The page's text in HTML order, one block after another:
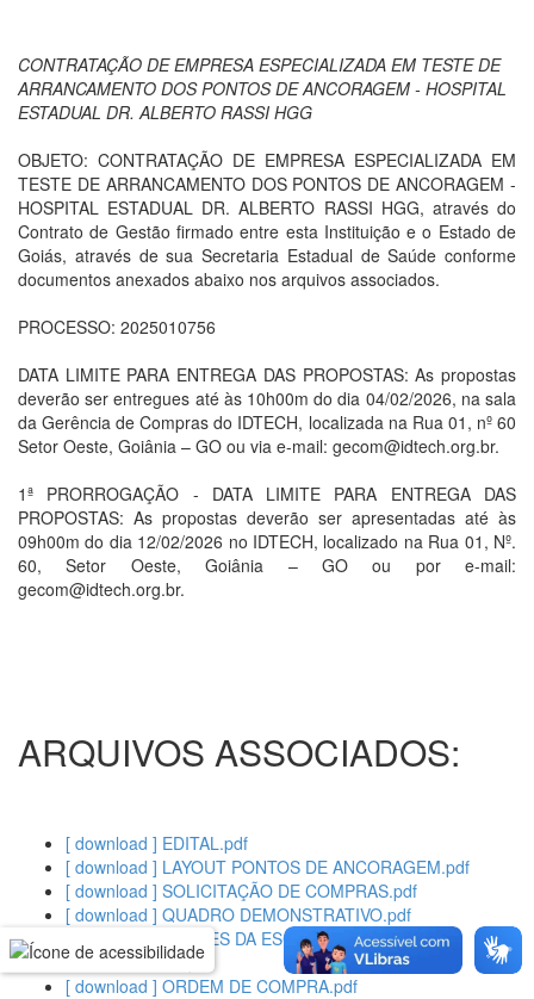
CONTRATAÇÃO DE EMPRESA ESPECIALIZADA EM TESTE DE
ARRANCAMENTO DOS PONTOS DE ANCORAGEM - HOSPITAL
ESTADUAL DR. ALBERTO RASSI HGG
OBJETO: CONTRATAÇÃO DE EMPRESA ESPECIALIZADA EM
TESTE DE ARRANCAMENTO DOS PONTOS DE ANCORAGEM -
HOSPITAL ESTADUAL DR. ALBERTO RASSI HGG, através do
Contrato de Gestão firmado entre esta Instituição e o Estado de
Goiás, através de sua Secretaria Estadual de Saúde conforme
documentos anexados abaixo nos arquivos associados.
PROCESSO: 2025010756
DATA LIMITE PARA ENTREGA DAS PROPOSTAS: As propostas
deverão ser entregues até às 10h00m do dia 04/02/2026, na sala
da Gerência de Compras do IDTECH, localizada na Rua 01, nº 60
Setor Oeste, Goiânia – GO ou via e-mail: gecom@idtech.org.br.
1ª PRORROGAÇÃO - DATA LIMITE PARA ENTREGA DAS
PROPOSTAS: As propostas deverão ser apresentadas até às
09h00m do dia 12/02/2026 no IDTECH, localizado na Rua 01, Nº.
60, Setor Oeste, Goiânia – GO ou por e-mail:
gecom@idtech.org.br.
ARQUIVOS ASSOCIADOS:
[ download ] EDITAL.pdf
[ download ] LAYOUT PONTOS DE ANCORAGEM.pdf
[ download ] SOLICITAÇÃO DE COMPRAS.pdf
[ download ] QUADRO DEMONSTRATIVO.pdf
[ download ] RAZÕES DA ESCOLHA DO
FORNECEDOR.pdf
[ download ] ORDEM DE COMPRA.pdf